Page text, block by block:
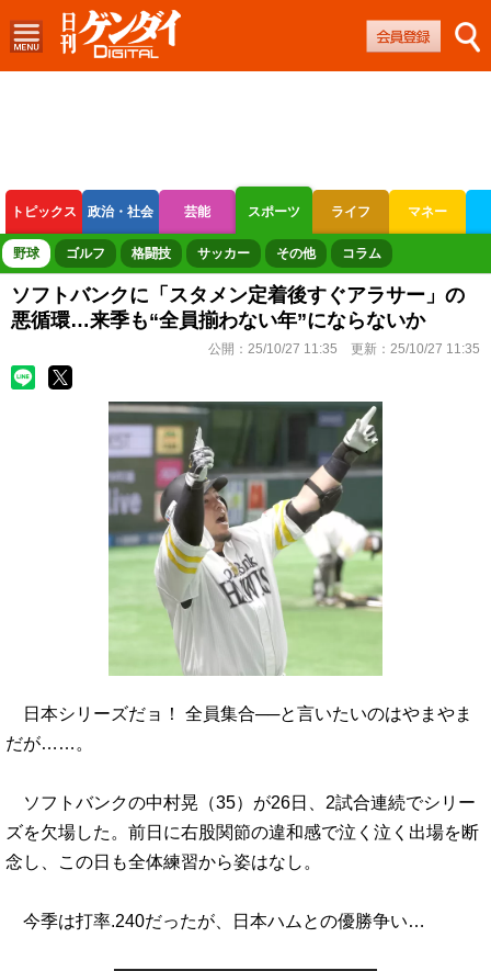
トピックス 政治・社会 芸能 スポーツ ライフ マネー
ボートレース 競輪 オートレース
野球 ゴルフ 格闘技 サッカー その他 コラム
ソフトバンクに「スタメン定着後すぐアラサー」の
悪循環…来季も“全員揃わない年”にならないか
公開： 25/10/27 11:35 更新： 25/10/27 11:35
日本シリーズだョ！ 全員集合──と言いたいのはやまやま
だが……。
ソフトバンクの中村晃（35）が26日、2試合連続でシリー
ズを欠場した。前日に右股関節の違和感で泣く泣く出場を断
念し、この日も全体練習から姿はなし。
今季は打率.240だったが、日本ハムとの優勝争い…